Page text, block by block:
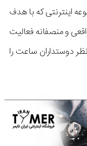
اینترنتی که با هدف
و منصفانه فعالیت
دوستداران ساعت را